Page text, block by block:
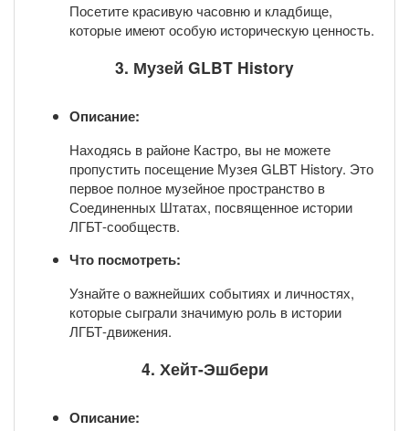
Посетите красивую часовню и кладбище,
которые имеют особую историческую ценность.
3. Музей GLBT History
Описание:
Находясь в районе Кастро, вы не можете
пропустить посещение Музея GLBT History. Это
первое полное музейное пространство в
Соединенных Штатах, посвященное истории
ЛГБТ-сообществ.
Что посмотреть:
Узнайте о важнейших событиях и личностях,
которые сыграли значимую роль в истории
ЛГБТ-движения.
4. Хейт-Эшбери
Описание: